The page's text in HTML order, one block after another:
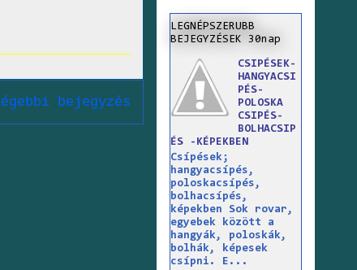
bejegyzés
LEGNÉPSZERUBB
BEJEGYZÉSEK 30nap
CSIPÉSEK-
HANGYACSI
PÉS-
POLOSKA
CSIPÉS-
BOLHACSIP
ÉS -KÉPEKBEN
Csípések;
hangyacsípés,
poloskacsípés,
bolhacsípés,
képekben Sok rovar,
egyebek között a
hangyák, poloskák,
bolhák, képesek
csípni. E...